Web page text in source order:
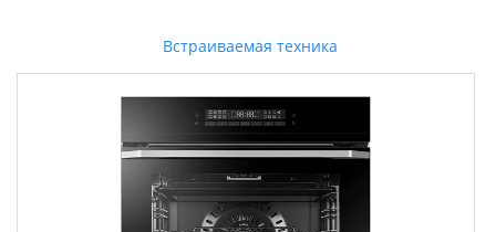
Встраиваемая техника